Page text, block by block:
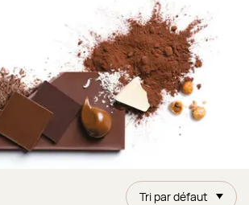
Tri par défaut